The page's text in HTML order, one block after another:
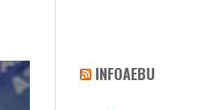
INFOAEBU